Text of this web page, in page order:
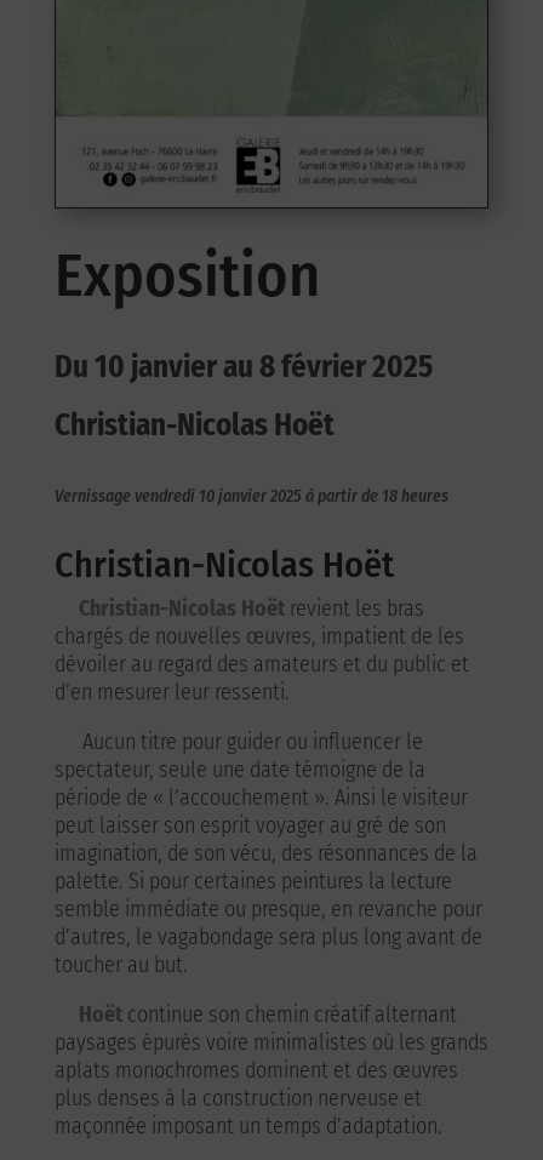
Exposition
Du 10 janvier au 8 février 2025
Christian-Nicolas Hoët
Vernissage vendredi 10 janvier 2025 à partir de 18 heures
Christian-Nicolas Hoët
Christian-Nicolas Hoët revient les bras
chargés de nouvelles œuvres, impatient de les
dévoiler au regard des amateurs et du public et
d’en mesurer leur ressenti.
Aucun titre pour guider ou influencer le
spectateur, seule une date témoigne de la
période de « l’accouchement ». Ainsi le visiteur
peut laisser son esprit voyager au gré de son
imagination, de son vécu, des résonnances de la
palette. Si pour certaines peintures la lecture
semble immédiate ou presque, en revanche pour
d’autres, le vagabondage sera plus long avant de
toucher au but.
Hoëtcontinue son chemin créatif alternant
paysages épurés voire minimalistes où les grands
aplats monochromes dominent et des œuvres
plus denses à la construction nerveuse et
maçonnée imposant un temps d’adaptation.